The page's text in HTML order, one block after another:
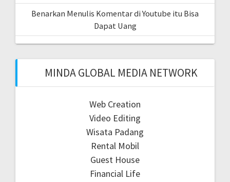
Benarkan Menulis Komentar di Youtube itu Bisa
Dapat Uang
MINDA GLOBAL MEDIA NETWORK
Web Creation
Video Editing
Wisata Padang
Rental Mobil
Guest House
Financial Life